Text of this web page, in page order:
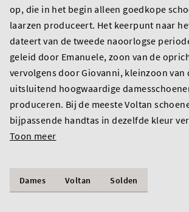
op, die in het begin alleen goedkope
laarzen produceert. Het keerpunt naar
dateert van de tweede naoorlogse
geleid door Emanuele, zoon van de
vervolgens door Giovanni, kleinzoon van
uitsluitend hoogwaardige
produceren. Bij de meeste Voltan
bijpassende handtas in dezelfde kleur
Toon meer
Dames Voltan Solden